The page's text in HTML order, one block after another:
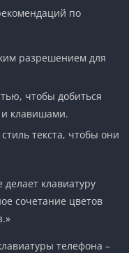
по
разрешением для
чтобы добиться
и клавишами.
текста, чтобы они
клавиатуру
сочетание цветов
телефона –